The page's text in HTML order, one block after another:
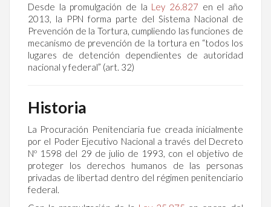
Desde la promulgación de la Ley 26.827 en el año
2013, la PPN forma parte del Sistema Nacional de
Prevención de la Tortura, cumpliendo las funciones de
mecanismo de prevención de la tortura en “todos los
lugares de detención dependientes de autoridad
nacional y federal” (art. 32)
Historia
La Procuración Penitenciaria fue creada inicialmente
por el Poder Ejecutivo Nacional a través del Decreto
Nº 1598 del 29 de julio de 1993, con el objetivo de
proteger los derechos humanos de las personas
privadas de libertad dentro del régimen penitenciario
federal.